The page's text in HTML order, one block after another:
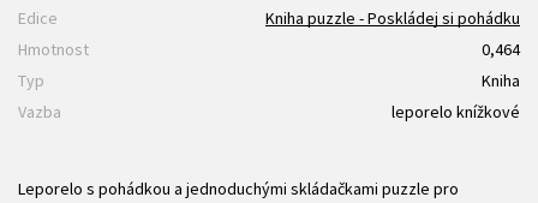
Edice
Kniha puzzle - Poskládej si pohádku
Hmotnost
0,464
Typ
Kniha
Vazba
leporelo knížkové
Leporelo s pohádkou a jednoduchými skládačkami puzzle pro